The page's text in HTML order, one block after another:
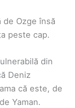
de Ozge însă
peste cap.
din
Deniz
că este, de
Yaman.